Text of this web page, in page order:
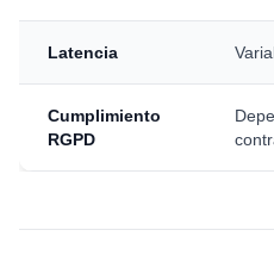
Latencia
Cumplimiento
RGPD